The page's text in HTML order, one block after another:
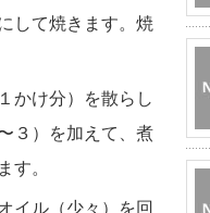
して焼きます。焼
かけ分）を散らし
３）を加えて、煮
す。
イル（少々）を回